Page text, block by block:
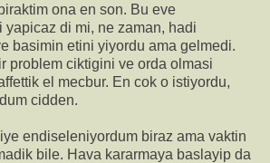
ona en son. Bu eve
di mi, ne zaman, hadi
basimin etini yiyordu ama gelmedi.
problem ciktigini ve orda olmasi
el mecbur. En cok o istiyordu,
cidden.
endiseleniyordum biraz ama vaktin
bile. Hava kararmaya baslayip da